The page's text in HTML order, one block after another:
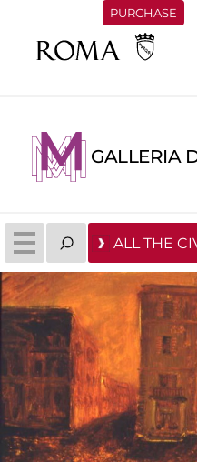
PURCHASE
GALLERIA
ALL THE